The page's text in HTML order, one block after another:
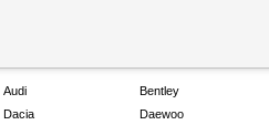
Audi Bentley
Dacia Daewoo